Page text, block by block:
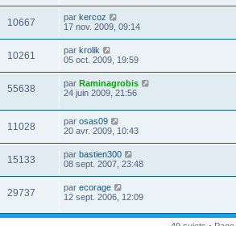
10667 par kercoz
17 nov. 2009, 09:14
10261 par krolik
05 oct. 2009, 19:59
55638 par Raminagrobis
24 juin 2009, 21:56
11028 par osas09
20 avr. 2009, 10:43
15133 par bastien300
08 sept. 2007, 23:48
29737 par ecorage
12 sept. 2006, 12:09